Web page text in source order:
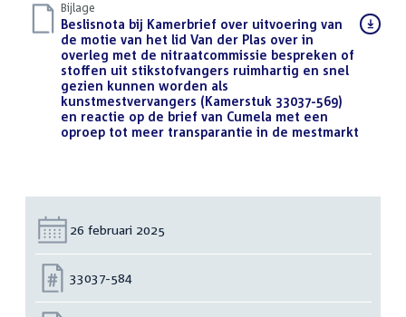
Bijlage
Download
bestand:
Beslisnota bij Kamerbrief over uitvoering van
de motie van het lid Van der Plas over in
overleg met de nitraatcommissie bespreken of
stoffen uit stikstofvangers ruimhartig en snel
gezien kunnen worden als
kunstmestvervangers (Kamerstuk 33037-569)
en reactie op de brief van Cumela met een
oproep tot meer transparantie in de mestmarkt
Datum:
26 februari 2025
Nummer:
33037-584